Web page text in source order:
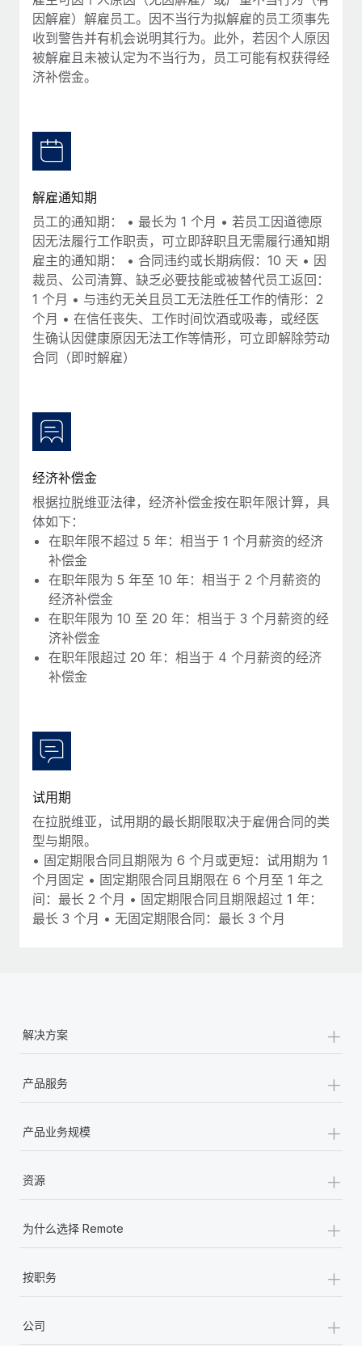
简化候选人筛选流程
合规守望台
防范合规风险
实体设立
快速建立合规实体
人员调配与搬迁
轻松搬迁员工
福利
轻松管理员工福利
查看全部资源
博客
As the global workforce continues to expand in response
to the demands of today’s labor market, the...
了解更多
What a Workday global payroll implementation
actually looks like
Most teams hear "payroll implementation" and picture a
six-month project with a dedicated team....
了解更多
因解雇）解雇员工。因不当行为拟解雇的员工须事先
收到警告并有机会说明其行为。此外，若因个人原因
被解雇且未被认定为不当行为，员工可能有权获得经
济补偿金。
解雇通知期
员工的通知期： • 最长为 1 个月 • 若员工因道德原
因无法履行工作职责，可立即辞职且无需履行通知期
雇主的通知期： • 合同违约或长期病假：10 天 • 因
裁员、公司清算、缺乏必要技能或被替代员工返回：
1 个月 • 与违约无关且员工无法胜任工作的情形：2
个月 • 在信任丧失、工作时间饮酒或吸毒，或经医
生确认因健康原因无法工作等情形，可立即解除劳动
合同（即时解雇）
经济补偿金
根据拉脱维亚法律，经济补偿金按在职年限计算，具
体如下：
在职年限不超过 5 年：相当于 1 个月薪资的经济
补偿金
在职年限为 5 年至 10 年：相当于 2 个月薪资的
经济补偿金
在职年限为 10 至 20 年：相当于 3 个月薪资的经
济补偿金
在职年限超过 20 年：相当于 4 个月薪资的经济
补偿金
试用期
在拉脱维亚，试用期的最长期限取决于雇佣合同的类
型与期限。
• 固定期限合同且期限为 6 个月或更短：试用期为 1
个月固定 • 固定期限合同且期限在 6 个月至 1 年之
间：最长 2 个月 • 固定期限合同且期限超过 1 年：
最长 3 个月 • 无固定期限合同：最长 3 个月
解决方案 +
产品服务 +
产品业务规模 +
资源 +
为什么选择 Remote +
按职务 +
公司 +